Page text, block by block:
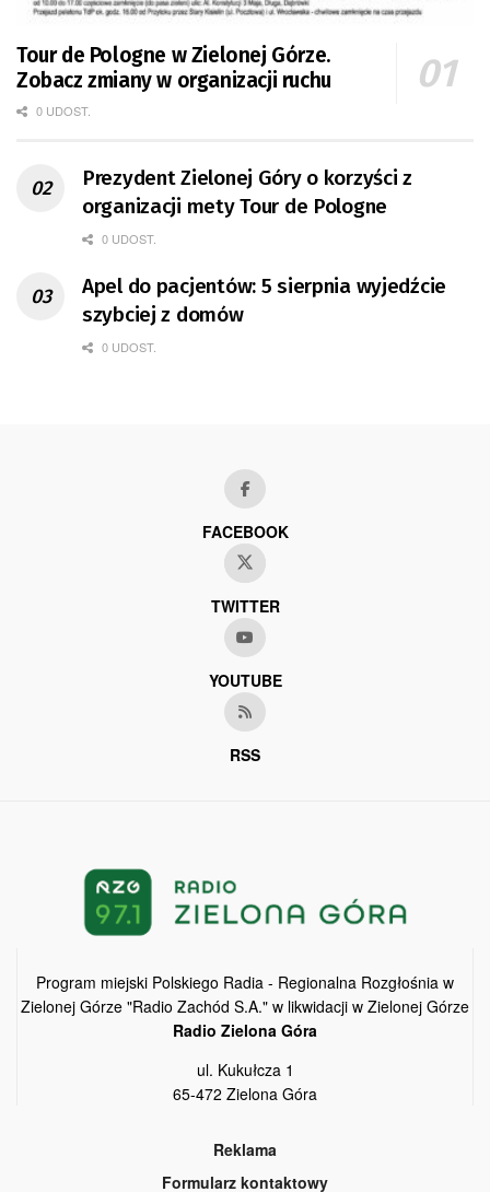
Tour de Pologne w Zielonej Górze.
Zobacz zmiany w organizacji ruchu
0 UDOST.
Prezydent Zielonej Góry o korzyści z
organizacji mety Tour de Pologne
0 UDOST.
Apel do pacjentów: 5 sierpnia wyjedźcie
szybciej z domów
0 UDOST.
FACEBOOK
TWITTER
YOUTUBE
RSS
Program miejski Polskiego Radia - Regionalna Rozgłośnia w
Zielonej Górze "Radio Zachód S.A." w likwidacji w Zielonej Górze
Radio Zielona Góra
ul. Kukułcza 1
65-472 Zielona Góra
Reklama
Formularz kontaktowy